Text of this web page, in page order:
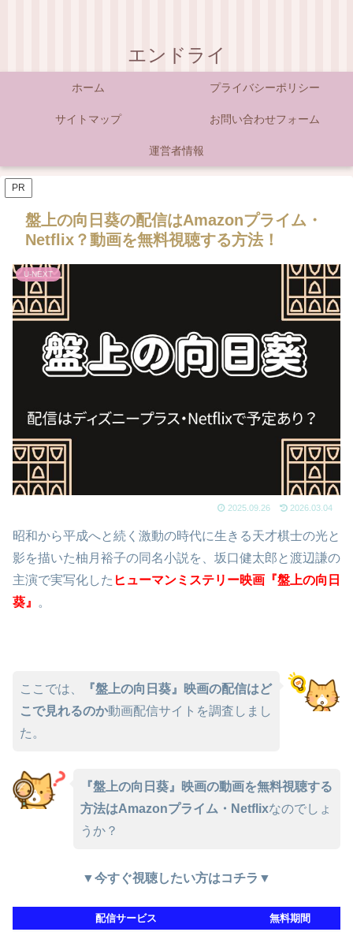
エンドライ
ホーム プライバシーポリシー
サイトマップ お問い合わせフォーム
運営者情報
PR
盤上の向日葵の配信はAmazonプライム・
Netflix？動画を無料視聴する方法！
U-NEXT
2025.09.26 2026.03.04
昭和から平成へと続く激動の時代に生きる天才棋士の光と
影を描いた柚月裕子の同名小説を、坂口健太郎と渡辺謙の
主演で実写化した ヒューマンミステリー映画『盤上の向日
葵』
。
ここでは、
『盤上の向日葵』映画の配信はど
こで見れるのか動画配信サイトを調査しまし
た。
『盤上の向日葵』映画の動画を無料視聴する
方法はAmazonプライム・Netflixなのでしょ
うか？
▼今すぐ視聴したい方はコチラ▼
配信サービス
無料期間